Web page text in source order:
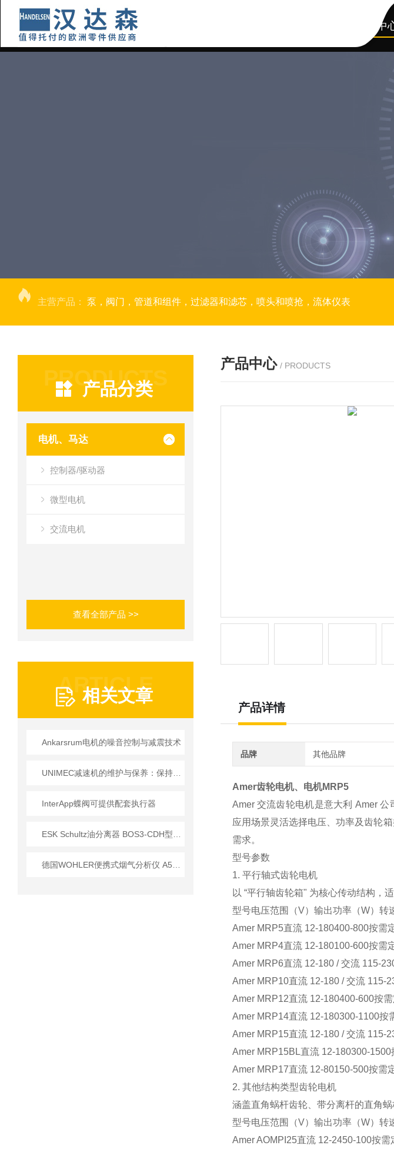
产品中
主营产品： 泵，阀门，管道和组件，过滤器和滤芯，喷头和喷抢，流体仪表
PRODUCTS
产品分类
电机、马达
控制器/驱动器
微型电机
交流电机
查看全部产品 >>
ARTICLE
相关文章
Ankarsrum电机的噪音控制与减震技术
InterApp蝶阀可提供配套执行器
产品中心 / PRODUCTS
产品详情
品牌 其他品牌
Amer齿轮电机、电机MRP5
Amer 交流齿轮电机是意大利 Amer
应用场景灵活选择电压、功率及齿轮
需求。
型号参数
1. 平行轴式齿轮电机
以 “平行轴齿轮箱" 为核心传动结构，
型号电压范围（V） 输出功率（W） 转
Amer MRP5直流 12-180400-800按需
Amer MRP4直流 12-180100-600按需
Amer MRP6直流 12-180 / 交流 115-
Amer MRP10直流 12-180 / 交流 115-
Amer MRP12直流 12-180400-600按需
Amer MRP14直流 12-180300-1100按
Amer MRP15直流 12-180 / 交流 115-
Amer MRP15BL直流 12-180300-1500
Amer MRP17直流 12-80150-500按需
2. 其他结构类型齿轮电机
涵盖直角蜗杆齿轮、带分离杆的直角
型号电压范围（V） 输出功率（W） 转
Amer AOMPI25直流 12-2450-100按需